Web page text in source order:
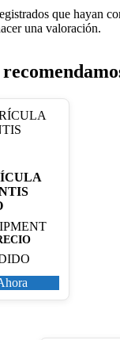
que hayan
una valoración.